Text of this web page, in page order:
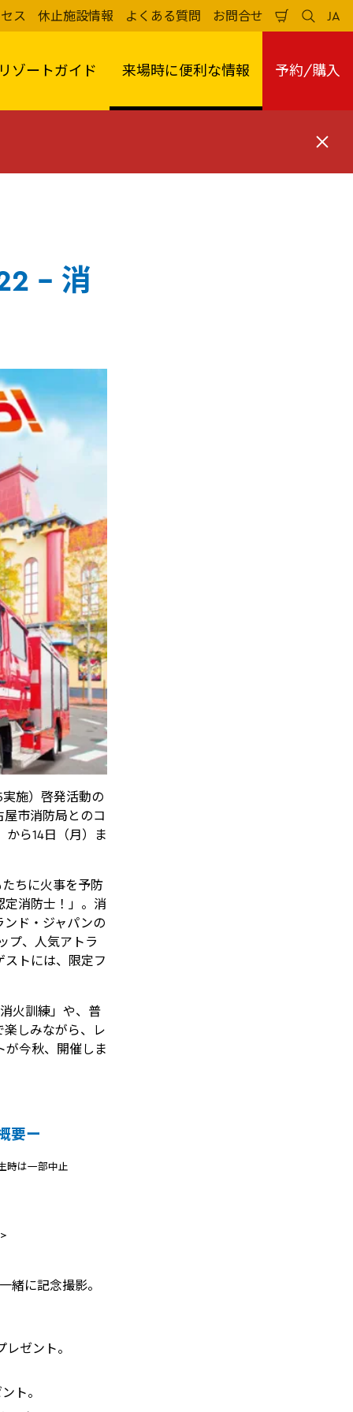
ス 休止施設情報 よくある質問 お問合せ
い
か
ご
検
索
る
JA
日
本
リゾートガイド 来場時に便利な情報 予約/購入
閉
る
- 消
施）啓発活動の
市消防局とのコ
ら14日（月）ま
ちに火事を予防
定消防士！」。消
ド・ジャパンの
プ、人気アトラ
トには、限定フ
火訓練」や、普
しみながら、レ
が今秋、開催しま
要ー
時は一部中止
緒に記念撮影。
ゼント。
ト。